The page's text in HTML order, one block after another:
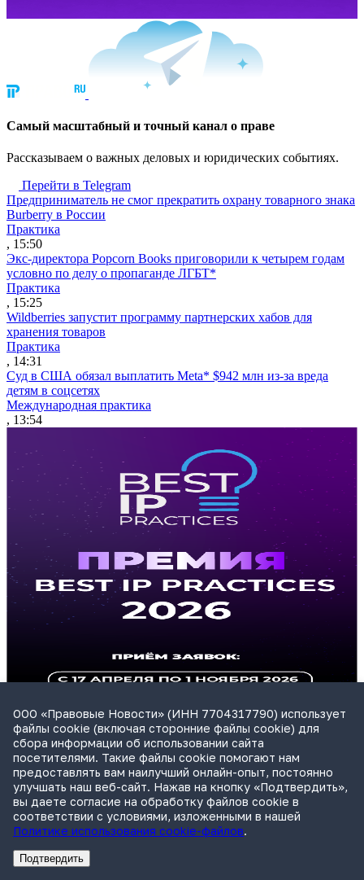
Cамый масштабный и точный канал о праве
Рассказываем о важных деловых и юридических событиях.
Перейти в Telegram
Предприниматель не смог прекратить охрану товарного знака
Burberry в России
Практика
, 15:50
Экс-директора Popcorn Books приговорили к четырем годам
условно по делу о пропаганде ЛГБТ*
Практика
, 15:25
Wildberries запустит программу партнерских хабов для
хранения товаров
Практика
, 14:31
Суд в США обязал выплатить Meta* $942 млн из-за вреда
детям в соцсетях
Международная практика
, 13:54
Cамый масштабный и точный канал о праве
РекламаАдвокатское бюро Санкт-Петербурга «Вертикаль» ИНН 7841290773
ООО «Правовые Новости» (ИНН 7704317790) использует
файлы cookie (включая сторонние файлы cookie) для
сбора информации об использовании сайта
посетителями. Такие файлы cookie помогают нам
предоставлять вам наилучший онлайн-опыт, постоянно
улучшать наш веб-сайт. Нажав на кнопку «Подтвердить»,
вы даете согласие на обработку файлов cookie в
соответствии с условиями, изложенными в нашей
Политике использования cookie-файлов.
Подтвердить